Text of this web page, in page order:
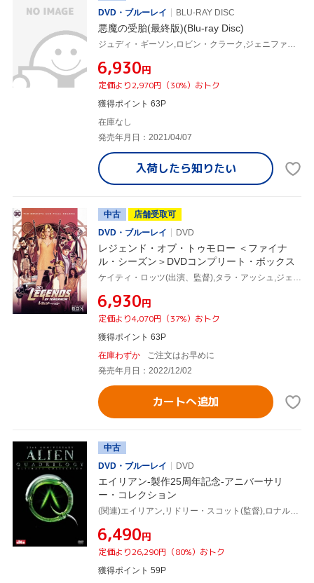
DVD・ブルーレイ
BLU-RAY DISC
悪魔の受胎(最終版)(Blu-ray Disc)
ジュディ・ギーソン,ロビン・クラーク,ジェニファー・アシュレイ,ノーマン・J・ウォーレン(監督)
¥6,930円
定価より2,970円（30%）おトク
獲得ポイント 63P
在庫なし
発売年月日：2021/04/07
入荷したら知りたい
中古
店舗受取可
DVD・ブルーレイ
DVD
レジェンド・オブ・トゥモロー ＜ファイナ
ル・シーズン＞DVDコンプリート・ボックス
ケイティ・ロッツ(出演、監督),タラ・アッシュ,ジェス・マッカラン,マット・ライアン,ニック・ザーノ
¥6,930円
定価より4,070円（37%）おトク
獲得ポイント 63P
在庫わずか
ご注文はお早めに
発売年月日：2022/12/02
カートへ追加
中古
DVD・ブルーレイ
DVD
エイリアン-製作25周年記念-アニバーサリ
ー・コレクション
(関連)エイリアン,リドリー・スコット(監督),ロナルド・シャセット(製作総指揮),ダン・オバノン(脚本、原作),ジェリー・ゴールドスミス(音楽),シガニー・ウィーヴァー,ジョン・ハート,トム・スケリット,ハリー・ディーン・スタントン
¥6,490円
定価より26,290円（80%）おトク
獲得ポイント 59P